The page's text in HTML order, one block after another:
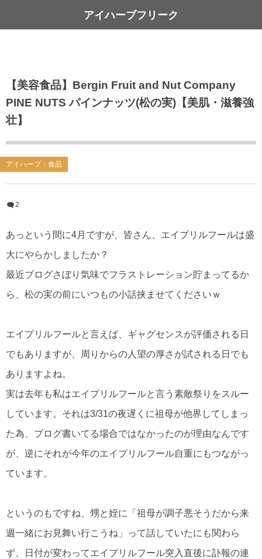
アイハーブフリーク
【美容食品】Bergin Fruit and Nut Company
PINE NUTS パインナッツ(松の実)【美肌・滋養強
壮】
アイハーブ：食品
2
あっという間に4月ですが、皆さん、エイプリルフールは盛
大にやらかしましたか？
最近ブログさぼり気味でフラストレーション貯まってるか
ら、松の実の前にいつもの小話挟ませてくださいｗ
エイプリルフールと言えば、ギャグセンスが評価される日
でもありますが、周りからの人望の厚さが試される日でも
ありますよね。
実は去年も私はエイプリルフールと言う素敵祭りをスルー
しています。それは3/31の夜遅くに祖母が他界してしまっ
た為、ブログ書いてる場合ではなかったのが理由なんです
が、逆にそれが今年のエイプリルフール自重にもつながっ
ています。
というのもですね、甥と姪に「祖母が調子悪そうだから来
週一緒にお見舞い行こうね」って話していたにも関わら
ず、日付が変わってエイプリルフール突入直後に訃報の連